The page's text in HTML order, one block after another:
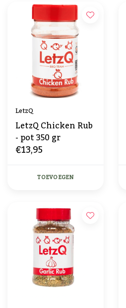
LetzQ
LetzQ Chicken Rub
- pot 350 gr
€13,95
TOEVOEGEN